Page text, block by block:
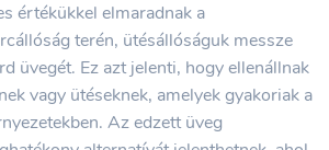
értékükkel elmaradnak a
terén, ütésállóságuk messze
üvegét. Ez azt jelenti, hogy ellenállnak
vagy ütéseknek, amelyek gyakoriak a
Az edzett üveg